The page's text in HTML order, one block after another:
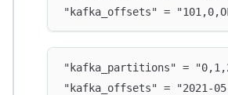
"kafka_offsets" =
"kafka_partitions" =
"kafka_offsets" = "2021-